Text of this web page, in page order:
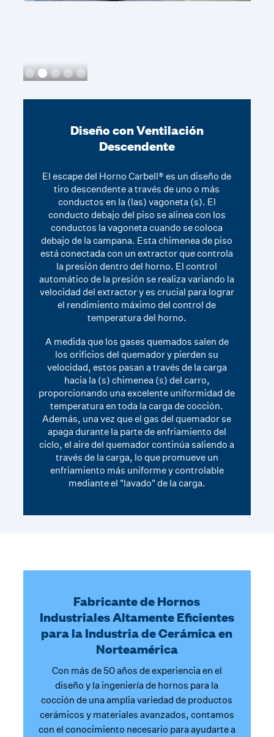
Slide 2 of 5.
Diseño con Ventilación
Descendente
El escape del Horno Carbell® es un diseño de
tiro descendente a través de uno o más
conductos en la (las) vagoneta (s). El
conducto debajo del piso se alinea con los
conductos la vagoneta cuando se coloca
debajo de la campana. Esta chimenea de piso
está conectada con un extractor que controla
la presión dentro del horno. El control
automático de la presión se realiza variando la
velocidad del extractor y es crucial para lograr
el rendimiento máximo del control de
temperatura del horno.
A medida que los gases quemados salen de
los orificios del quemador y pierden su
velocidad, estos pasan a través de la carga
hacia la (s) chimenea (s) del carro,
proporcionando una excelente uniformidad de
temperatura en toda la carga de cocción.
Además, una vez que el gas del quemador se
apaga durante la parte de enfriamiento del
ciclo, el aire del quemador continúa saliendo a
través de la carga, lo que promueve un
enfriamiento más uniforme y controlable
mediante el "lavado" de la carga.
Fabricante de Hornos
Industriales Altamente Eficientes
para la Industria de Cerámica en
Norteamérica
Con más de 50 años de experiencia en el
diseño y la ingeniería de hornos para la
cocción de una amplia variedad de productos
cerámicos y materiales avanzados, contamos
con el conocimiento necesario para ayudarte a